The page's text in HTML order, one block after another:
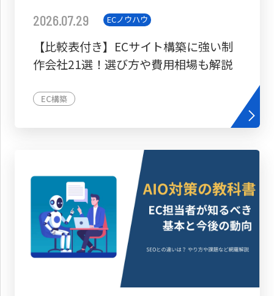
2026.07.29 ECノウハウ
【比較表付き】ECサイト構築に強い制
作会社21選！選び方や費用相場も解説
EC構築